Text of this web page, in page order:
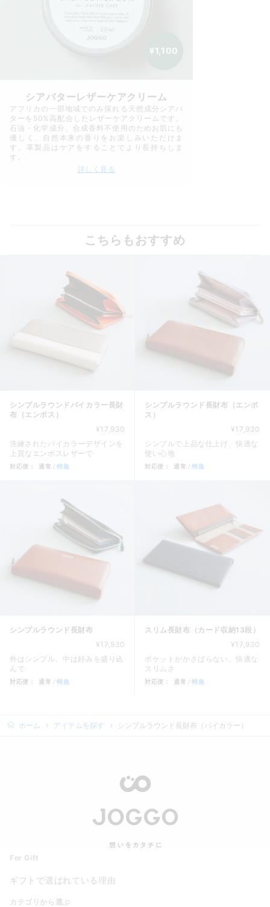
¥1,100
シアバターレザーケアクリーム
アフリカの一部地域でのみ採れる天然成分シアバ
ターを50%高配合したレザーケアクリームです。
石油・化学成分、合成香料不使用のためお肌にも
優しく、自然本来の香りをお楽しみいただけま
す。革製品はケアをすることでより長持ちしま
す。
詳しく見る
こちらもおすすめ
シンプルラウンドバイカラー長財
布（エンボス）
¥17,930
洗練されたバイカラーデザインを
上質なエンボスレザーで
対応便： 通常 特急
シンプルラウンド長財布（エンボ
ス）
¥17,930
シンプルで上品な仕上げ、快適な
使い心地
対応便： 通常 特急
シンプルラウンド長財布
¥17,930
外はシンプル、中は好みを盛り込
んで
対応便： 通常 特急
スリム長財布（カード収納13段）
¥17,930
ポケットがかさばらない、快適な
スリムさ
対応便： 通常 特急
ホーム アイテムを探す シンプルラウンド長財布（バイカラー）
For Gift
ギフトで選ばれている理由
カテゴリから選ぶ